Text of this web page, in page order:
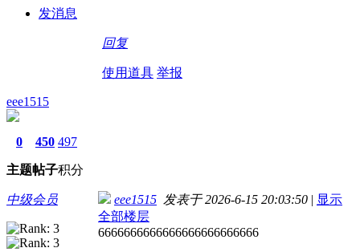
发消息
回复
使用道具 举报
eee1515
0
主题
450
帖子
497
积分
中级会员 eee1515 发表于 2026-6-15 20:03:50 | 显示
全部楼层
6666666666666666666666666